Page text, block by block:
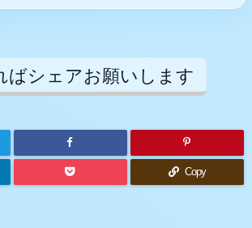
ばシェアお願いします
Copy